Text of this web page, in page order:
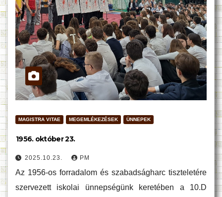
MAGISTRA VITAE MEGEMLÉKEZÉSEK ÜNNEPEK
1956. október 23.
2025.10.23. PM
Az 1956-os forradalom és szabadságharc tiszteletére
szervezett iskolai ünnepségünk keretében a 10.D